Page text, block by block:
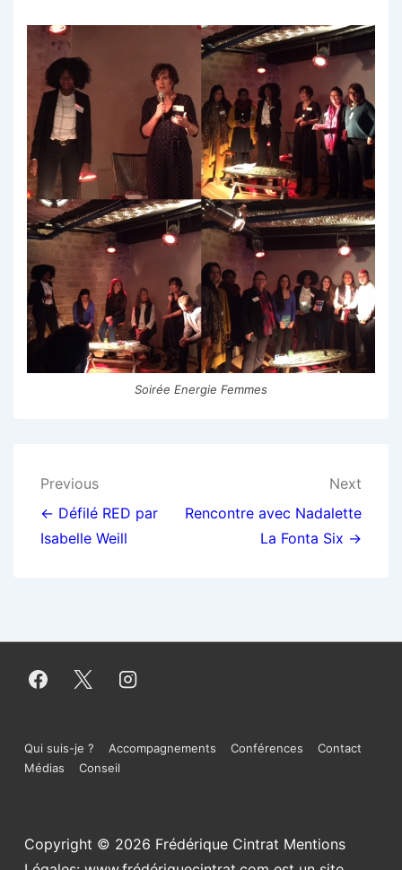
Soirée Energie Femmes
Navigation
de
l’article
Previous
← Défilé RED par
Isabelle Weill
Next
Rencontre avec Nadalette
La Fonta Six →
Menu
de
Qui suis-je ? Accompagnements Conférences
Contact
Médias
Conseil
Copyright © 2026 Frédérique Cintrat Mentions